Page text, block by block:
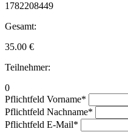
1782208449
Gesamt:
35.00 €
Teilnehmer:
0
Pflichtfeld Vorname*
Pflichtfeld Nachname*
Pflichtfeld E-Mail*